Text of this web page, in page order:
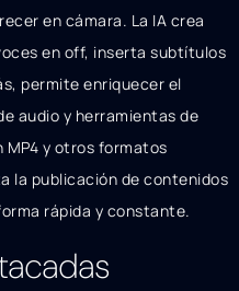
en cámara. La IA crea
en off, inserta subtítulos
permite enriquecer el
audio y herramientas de
MP4 y otros formatos
la publicación de contenidos
rápida y constante.